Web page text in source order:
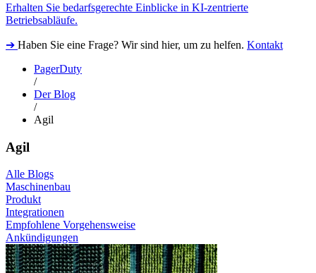
Erhalten Sie bedarfsgerechte Einblicke in KI-zentrierte
Betriebsabläufe.
➔ Haben Sie eine Frage? Wir sind hier, um zu helfen. Kontakt
PagerDuty
/
Der Blog
/
Agil
Agil
Alle Blogs
Maschinenbau
Produkt
Integrationen
Empfohlene Vorgehensweise
Ankündigungen